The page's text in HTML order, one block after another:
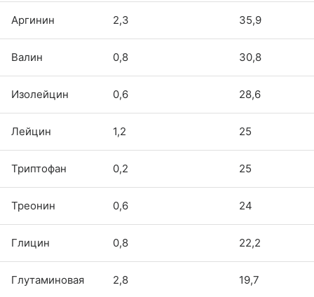
Аргинин 2,3 35,9
Валин 0,8 30,8
Изолейцин 0,6 28,6
Лейцин 1,2 25
Триптофан 0,2 25
Треонин 0,6 24
Глицин 0,8 22,2
Глутаминовая 2,8 19,7